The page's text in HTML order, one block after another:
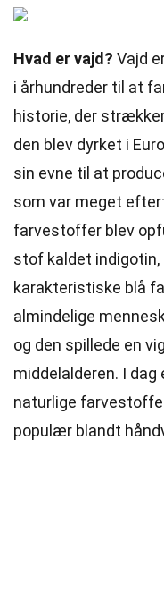
Hvad er vajd? Vajd
i århundreder til at
historie, der
den blev dyrket i
sin evne til at
som var meget
farvestoffer blev
stof kaldet indigotin,
karakteristiske blå
almindelige
og den spillede en
middelalderen. I
naturlige
populær blandt